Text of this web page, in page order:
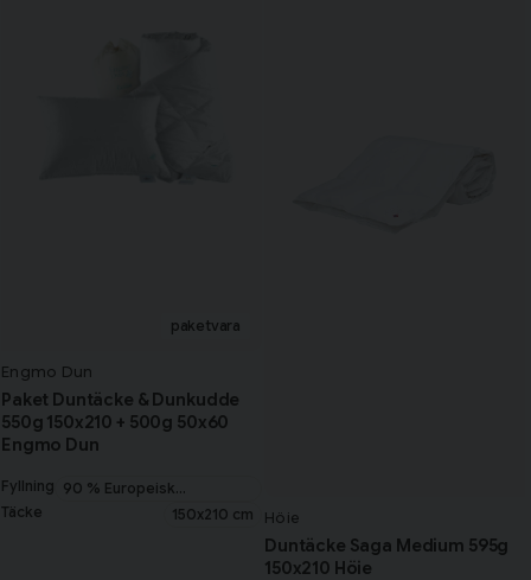
Engmo Dun
Paket Duntäcke & Dunkudde
550g 150x210 + 500g 50x60
Engmo Dun
Fyllning 90 % Europeisk
Täcke 150x210 cm Höie
Duntäcke Saga Medium 595g
150x210 Höie